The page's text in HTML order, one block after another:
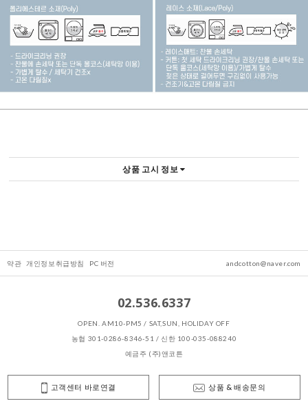
상품 고시 정보
약관 개인정보취급방침 PC 버전 andcotton@naver.com
02.536.6337
OPEN. AM10-PM5 / SAT,SUN, HOLIDAY OFF
농협 301-0286-8346-51 / 신한 100-035-088240
예금주 (주)앤코튼
고객센터 바로연결 상품 & 배송문의